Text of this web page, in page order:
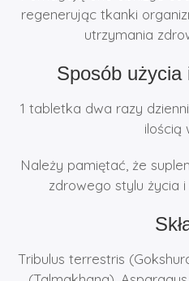
regenerując tkanki
utrzymania
Sposób użycia
1 tabletka dwa razy
ilością
Należy pamiętać, że
zdrowego stylu życia
Tribulus terrestris